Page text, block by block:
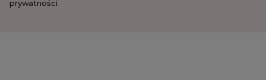
prywatności